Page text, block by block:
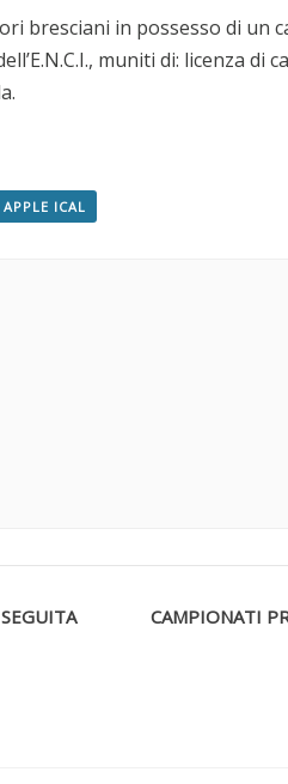
bresciani in possesso di un
muniti di: licenza di
ICAL
CAMPIONATI